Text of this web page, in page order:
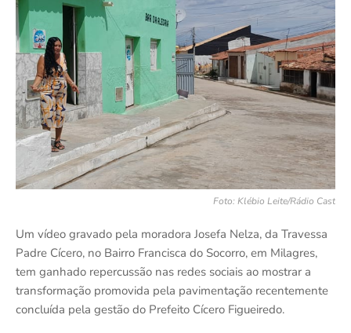
Foto: Klébio Leite/Rádio Cast
Um vídeo gravado pela moradora Josefa Nelza, da Travessa
Padre Cícero, no Bairro Francisca do Socorro, em Milagres,
tem ganhado repercussão nas redes sociais ao mostrar a
transformação promovida pela pavimentação recentemente
concluída pela gestão do Prefeito Cícero Figueiredo.